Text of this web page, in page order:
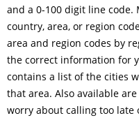
and a 0-100 digit line
country, area, or region
area and region codes by
the correct information for
contains a list of the cities
that area. Also available
worry about calling too late